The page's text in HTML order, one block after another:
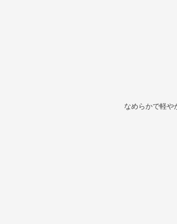
なめらかで軽や